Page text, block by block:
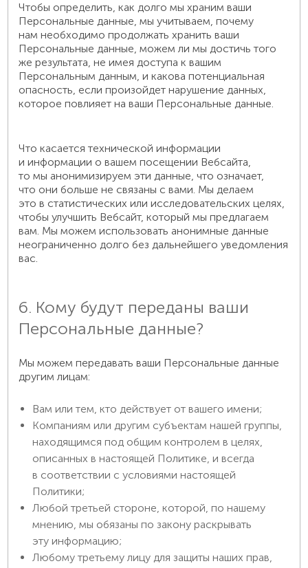
Чтобы определить, как долго мы храним ваши
Персональные данные, мы учитываем, почему
нам необходимо продолжать хранить ваши
Персональные данные, можем ли мы достичь того
же результата, не имея доступа к вашим
Персональным данным, и какова потенциальная
опасность, если произойдет нарушение данных,
которое повлияет на ваши Персональные данные.
Что касается технической информации
и информации о вашем посещении Вебсайта,
то мы анонимизируем эти данные, что означает,
что они больше не связаны с вами. Мы делаем
это в статистических или исследовательских целях,
чтобы улучшить Вебсайт, который мы предлагаем
вам. Мы можем использовать анонимные данные
неограниченно долго без дальнейшего уведомления
вас.
6. Кому будут переданы ваши
Персональные данные?
Мы можем передавать ваши Персональные данные
другим лицам:
Вам или тем, кто действует от вашего имени;
Компаниям или другим субъектам нашей группы,
находящимся под общим контролем в целях,
описанных в настоящей Политике, и всегда
в соответствии с условиями настоящей
Политики;
Любой третьей стороне, которой, по нашему
мнению, мы обязаны по закону раскрывать
эту информацию;
Любому третьему лицу для защиты наших прав,